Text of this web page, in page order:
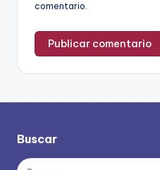
comentario.
Buscar